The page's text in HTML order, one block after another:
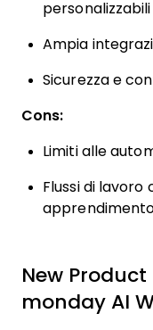
personalizzabili
Ampia
Sicurezza e
Cons:
Limiti alle
Flussi di
New
monday AI